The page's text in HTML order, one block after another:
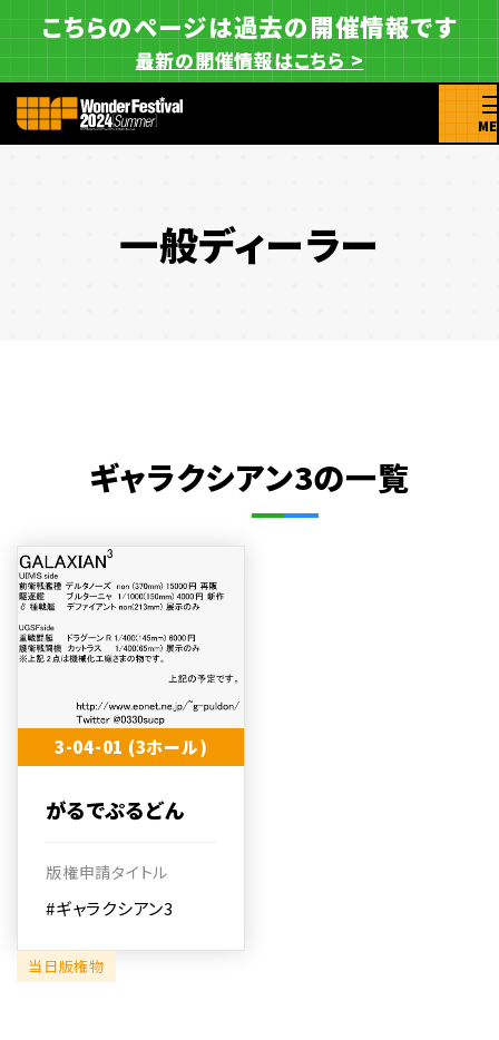
こちらのページは過去の開催情報です
最新の開催情報はこちら >
一般ディーラー
ギャラクシアン3の一覧
3-04-01 (3ホール)
がるでぷるどん
版権申請タイトル
#ギャラクシアン3
当日版権物